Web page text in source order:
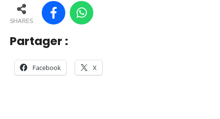
SHARES
Partager :
Facebook X